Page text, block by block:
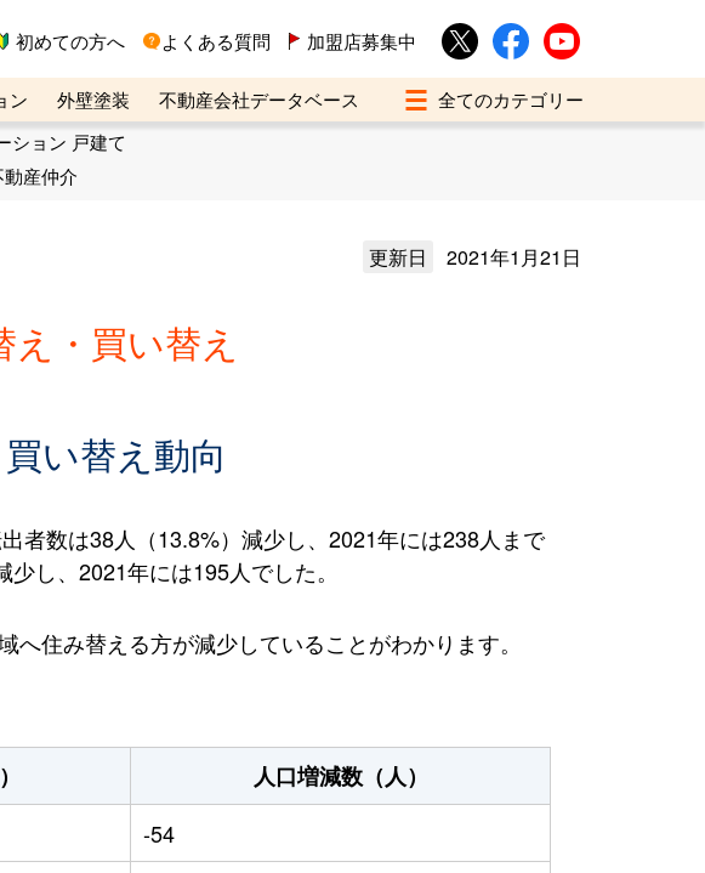
初めての方へ よくある質問 加盟店募集中
ン 外壁塗装
不動産会社データベース
ご相談デスク
ション 戸建て
動産仲介
更新日 2021年1月21日
・買い替え
い替え動向
者数は38人（13.8%）減少し、2021年には238人まで
し、2021年には195人でした。
住み替える方が減少していることがわかります。
人口増減数（人）
-54